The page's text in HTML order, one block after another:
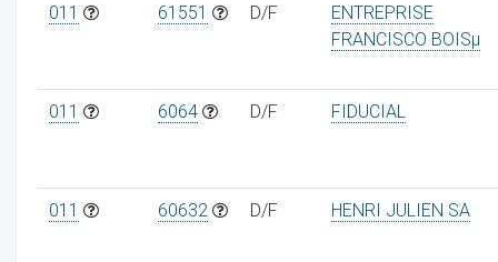
011 61551 D/F
ENTREPRISE
FRANCISCO BOISµ
011 6064 D/F FIDUCIAL
011 60632 D/F HENRI JULIEN SA